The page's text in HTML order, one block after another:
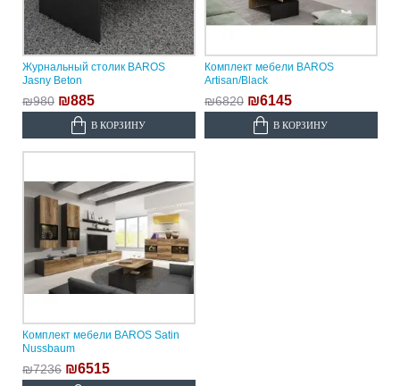
Журнальный столик BAROS
Jasny Beton
₪980 ₪885
В КОРЗИНУ
Комплект мебели BAROS
Artisan/Black
₪6820 ₪6145
В КОРЗИНУ
Комплект мебели BAROS Satin
Nussbaum
₪7236 ₪6515